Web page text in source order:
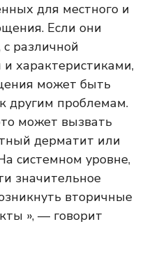
для местного и
Если они
различной
и характеристиками,
может быть
другим проблемам.
может вызвать
дерматит или
системном уровне,
значительное
вторичные
», — говорит